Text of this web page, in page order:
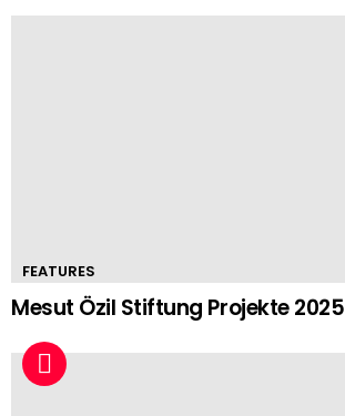
FEATURES
Mesut Özil Stiftung Projekte 2025